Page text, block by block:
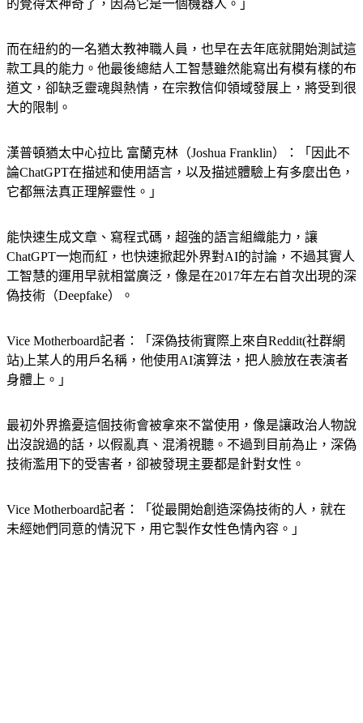
的覺得太神奇了，因為它是一個機器人。」
而在紐約的一名猶太教神職人員，也早在去年底就開始測試這
款工具的能力。他最後總結人工智慧雖然能寫出有模有樣的布
道文，卻缺乏靈魂與熱情，在宗教信仰領域發展上，將受到很
大的限制。
漢普頓猶太中心拉比 富蘭克林（Joshua Franklin）：「因此不
論ChatGPT在描述和使用語言，以及描述體驗上有多麼出色，
它都無法真正理解靈性。」
能快速生成文章、寫程式碼，超強的語言組織能力，讓
ChatGPT一炮而紅，也快速掀起外界對AI的討論，不過其實人
工智慧的運用早就相當廣泛，像是在2017年左右首次出現的深
偽技術（Deepfake）。
Vice Motherboard記者：「深偽技術實際上來自Reddit(社群網
站)上某人的用戶名稱，他使用AI演算法，把人臉放在表演者
身體上。」
最初外界擔憂這個技術會被拿來不當使用，像是讓政治人物說
出沒說過的話，以假亂真、混淆視聽。不過到目前為止，深偽
技術濫用下的受害者，卻被發現主要都是針對女性。
Vice Motherboard記者：「從最開始創造深偽技術的人，就在
未經她們同意的情況下，用它製作女性色情內容。」